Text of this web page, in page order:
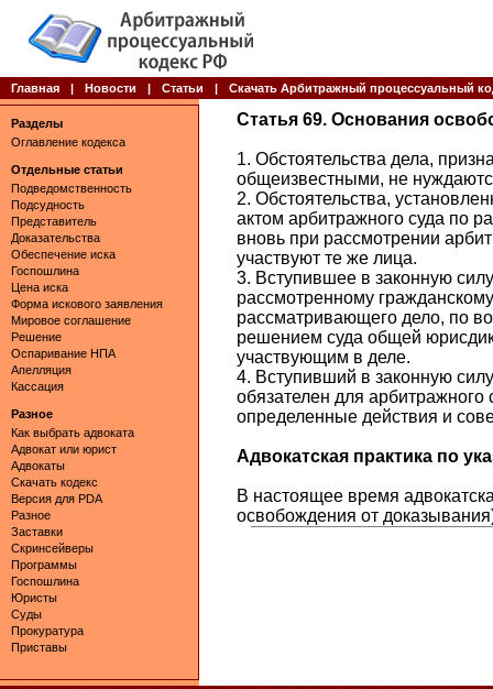
Главная | Новости | Статьи | Скачать Арбитражный процессуальный
Разделы
Оглавление кодекса
Отдельные статьи
Подведомственность
Подсудность
Представитель
Доказательства
Обеспечение иска
Госпошлина
Цена иска
Форма искового заявления
Мировое соглашение
Решение
Оспаривание НПА
Апелляция
Кассация
Разное
Как выбрать адвоката
Адвокат или юрист
Адвокаты
Скачать кодекс
Версия для PDA
Разное
Заставки
Скринсейверы
Программы
Госпошлина
Юристы
Суды
Прокуратура
Приставы
Статья 69. Основания
1. Обстоятельства дела,
общеизвестными, не
2. Обстоятельства,
актом арбитражного суда по
вновь при рассмотрении
участвуют те же лица.
3. Вступившее в законную
рассмотренному
рассматривающего дело, по
решением суда общей
участвующим в деле.
4. Вступивший в законную
обязателен для
определенные действия и
Адвокатская практика по
В настоящее время
освобождения от